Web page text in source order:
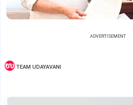
ADVERTISEMENT
TEAM UDAYAVANI